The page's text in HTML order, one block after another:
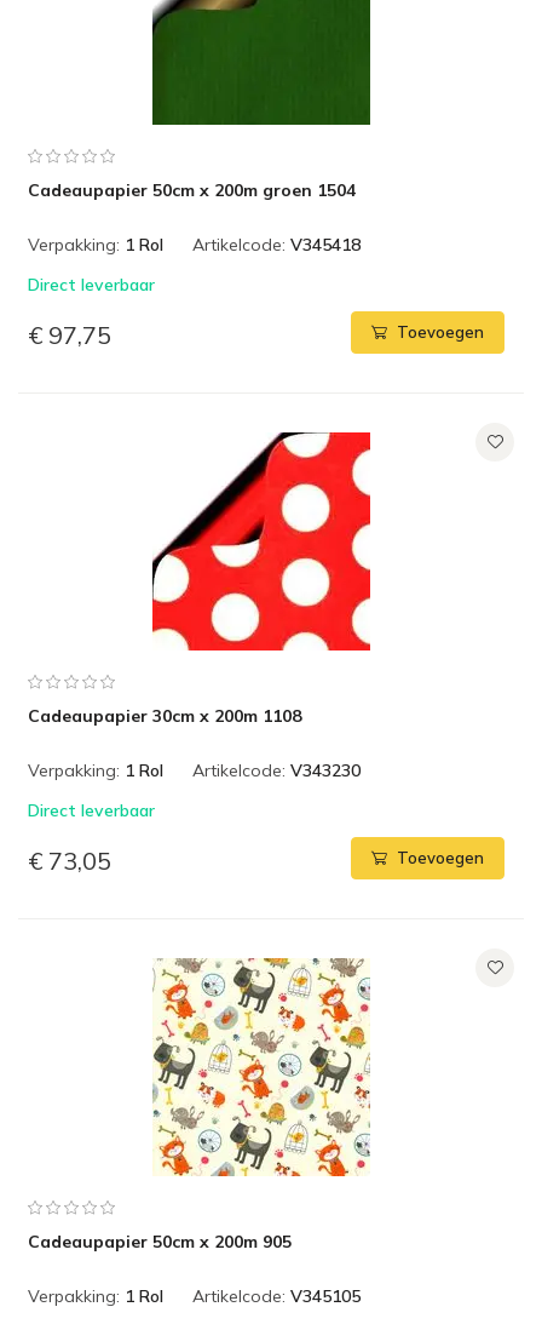
Cadeaupapier 50cm x 200m groen 1504
Verpakking: 1 Rol Artikelcode: V345418
Direct leverbaar
€ 97,75 Toevoegen
Cadeaupapier 30cm x 200m 1108
Verpakking: 1 Rol Artikelcode: V343230
Direct leverbaar
€ 73,05 Toevoegen
Cadeaupapier 50cm x 200m 905
Verpakking: 1 Rol Artikelcode: V345105